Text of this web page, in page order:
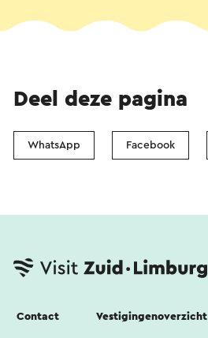
Deel deze pagina
WhatsApp Facebook
Contact Vestigingenoverzicht